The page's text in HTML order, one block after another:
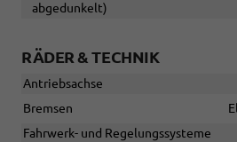
abgedunkelt)
RÄDER & TECHNIK
Antriebsachse
Bremsen
Fahrwerk- und Regelungssysteme